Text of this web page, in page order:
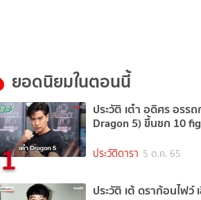
ยอดนิยมในตอนนี้
1
ประวัติ เต๋า อดิศร อรร
Dragon 5) ขึ้นชก 10
ประวัติดารา 5 ต.ค. 65
ประวัติ เต้ ดราก้อนไฟว์